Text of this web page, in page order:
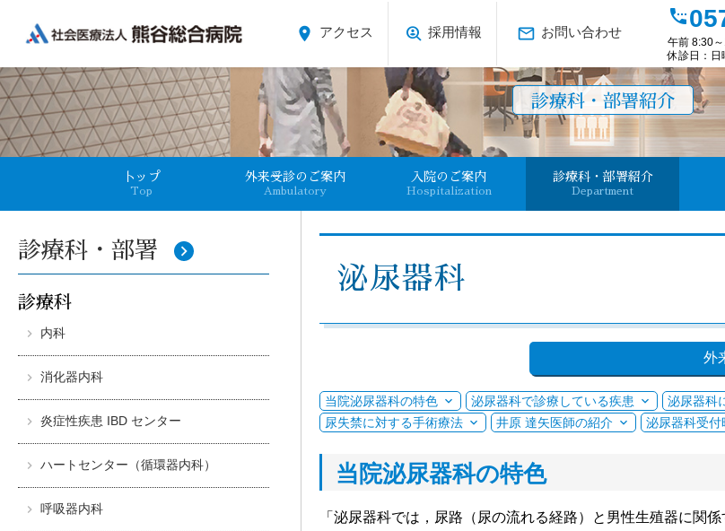
place アクセス data_loss_prevention 採用情報 mail_outline お問い合わせ
settings_phone
午前 8:30
休診日：日
診療科・部署紹介
卜ップ
Top
外来受診のご案内
Ambulatory
入院のご案内
Hospitalization
診療科・部署紹介
Department
診療科・部署 keyboard_arrow_right
診療科
内科
消化器内科
炎症性疾患 IBD センター
ハートセンター（循環器内科）
呼吸器内科
泌尿器科
外
当院泌尿器科の特色 泌尿器科で診療している疾患 泌尿器科
尿失禁に対する手術療法
井原 達矢医師の紹介 泌尿器科受付
当院泌尿器科の特色
「泌尿器科では，尿路（尿の流れる経路）と男性生殖器に関